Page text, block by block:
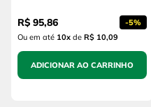
R$ 95,86 -5%
Ou em até 10x de R$ 10,09
ADICIONAR AO CARRINHO